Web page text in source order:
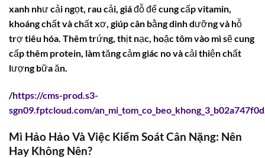
xanh như cải ngọt, rau cải, giá đỗ để cung cấp vitamin,
khoáng chất và chất xơ, giúp cân bằng dinh dưỡng và hỗ
trợ tiêu hóa. Thêm trứng, thịt nạc, hoặc tôm vào mì sẽ cung
cấp thêm protein, làm tăng cảm giác no và cải thiện chất
lượng bữa ăn.
/https://cms-prod.s3-
sgn09.fptcloud.com/
Mì Hảo Hảo Và Việc Kiểm Soát Cân Nặng: Nên
Hay Không Nên?